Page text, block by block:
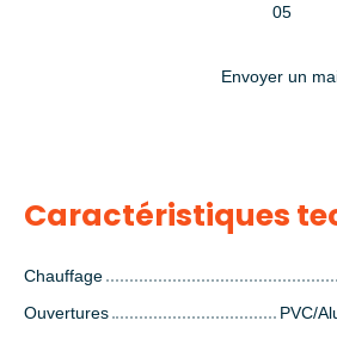
05
Envoyer un
Caractéristiques
Chauffage
Ouvertures
PVC/